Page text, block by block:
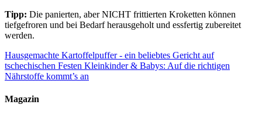
Tipp: Die panierten, aber NICHT frittierten Kroketten können
tiefgefroren und bei Bedarf herausgeholt und essfertig zubereitet
werden.
Hausgemachte Kartoffelpuffer - ein beliebtes Gericht auf
tschechischen Festen Kleinkinder & Babys: Auf die richtigen
Nährstoffe kommt’s an
Magazin